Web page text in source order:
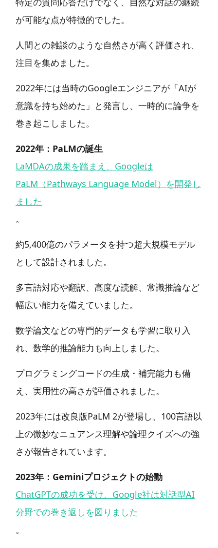
が可能な点が特徴的でした。
人間との雑談のような自然さが高く評価され、
注目を集めました。
2022年には当時のGoogleエンジニアが「AIが
意識を持ち始めた」と発言し、一時的に論争を
巻き起こしました。
2022年：PaLMの誕生
LaMDAの成果を踏まえ、Googleは
PaLM（Pathways Language Model）を開発し
ました
。
約5,400億のパラメータを持つ超大規模モデル
として設計されました。
多言語対応や翻訳、高度な読解、常識推論など
幅広い能力を備えていました。
数学論文などの専門的データも学習に取り入
れ、数学的推論能力も向上しました。
プログラミングコードの生成・補完能力も備
え、実用性の高さが評価されました。
2023年には改良版PaLM 2が登場し、100言語以
上の微妙なニュアンス理解や論理クイズへの強
さが報告されています。
2023年：Geminiプロジェクトの始動
ChatGPTの成功を受け、Google社は対話型AI
分野での巻き返しを図りました
。